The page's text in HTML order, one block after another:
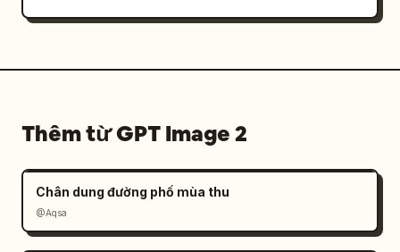
Thêm từ GPT Image 2
Chân dung đường phố mùa thu
@Aqsa